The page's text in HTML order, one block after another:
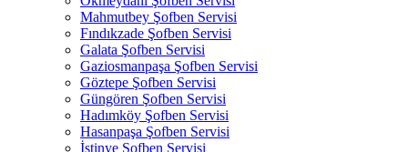
Mahmutbey Şofben Servisi
Fındıkzade Şofben Servisi
Galata Şofben Servisi
Gaziosmanpaşa Şofben Servisi
Göztepe Şofben Servisi
Güngören Şofben Servisi
Hadımköy Şofben Servisi
Hasanpaşa Şofben Servisi
İstinye Şofben Servisi